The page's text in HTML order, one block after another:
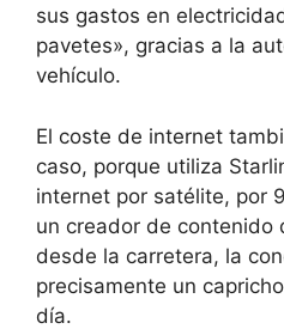
sus gastos en
pavetes», gracias a la
vehículo.
El coste de internet
caso, porque utiliza
internet por satélite, por
un creador de contenido
desde la carretera, la
precisamente un
día.